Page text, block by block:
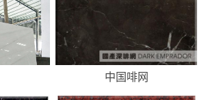
中国啡网